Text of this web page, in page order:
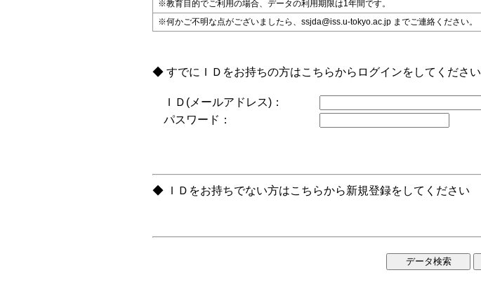
※教育目的でご利用の場合、データの利用期限は1年間です。
※何かご不明な点がございましたら、ssjda@iss.u-tokyo.ac.jp までご連絡ください。
◆ すでにＩＤをお持ちの方はこちらからログインをしてください
ＩＤ(メールアドレス)：
パスワード：
◆ ＩＤをお持ちでない方はこちらから新規登録をしてください